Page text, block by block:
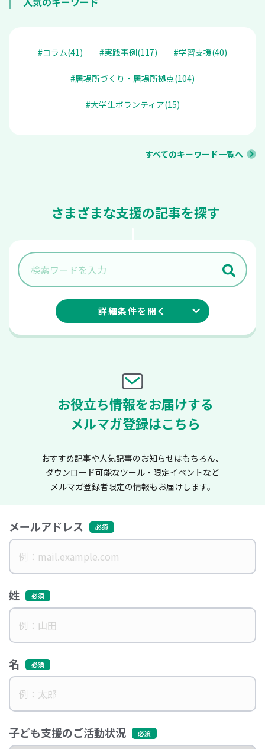
#コラム(41) #実践事例(117) #学習支援(40)
#居場所づくり・居場所拠点(104)
#大学生ボランティア(15)
すべてのキーワード一覧へ
さまざまな支援の記事を探す
詳細条件を開く
お役立ち情報をお届けする
メルマガ登録はこちら
おすすめ記事や人気記事のお知らせはもちろん、
ダウンロード可能なツール・限定イベントなど
メルマガ登録者限定の情報もお届けします。
メールアドレス
姓
名
子ども支援のご活動状況